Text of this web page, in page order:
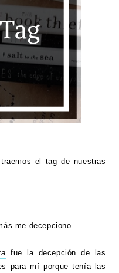
el tag de nuestras
me decepciono
fue la decepción de las
para mí porque tenía las